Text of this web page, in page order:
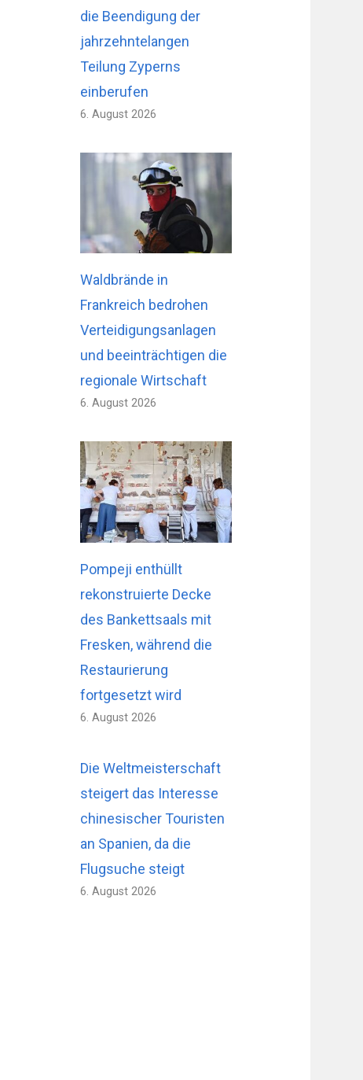
die Beendigung der
jahrzehntelangen
Teilung Zyperns
einberufen
6. August 2026
Waldbrände in
Frankreich bedrohen
Verteidigungsanlagen
und beeinträchtigen die
regionale Wirtschaft
6. August 2026
Pompeji enthüllt
rekonstruierte Decke
des Bankettsaals mit
Fresken, während die
Restaurierung
fortgesetzt wird
6. August 2026
Die Weltmeisterschaft
steigert das Interesse
chinesischer Touristen
an Spanien, da die
Flugsuche steigt
6. August 2026